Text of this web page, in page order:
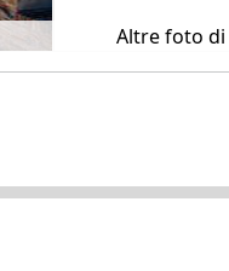
Altre foto di